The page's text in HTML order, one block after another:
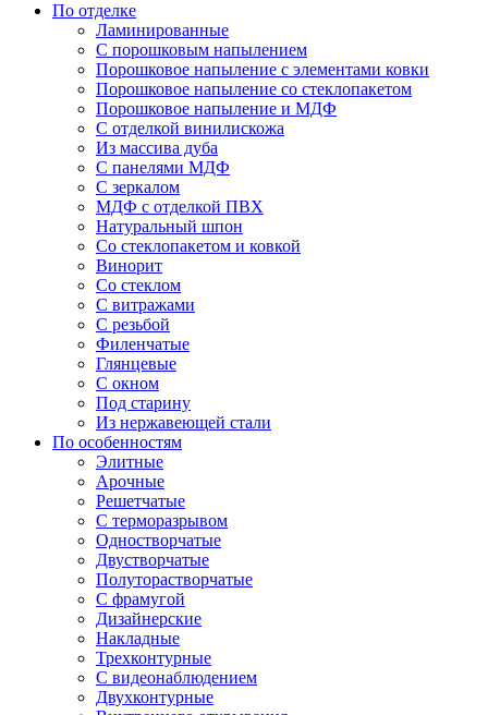
По отделке
Ламинированные
С порошковым напылением
Порошковое напыление с элементами ковки
Порошковое напыление со стеклопакетом
Порошковое напыление и МДФ
С отделкой винилискожа
Из массива дуба
С панелями МДФ
С зеркалом
МДФ с отделкой ПВХ
Натуральный шпон
Со стеклопакетом и ковкой
Винорит
Со стеклом
С витражами
С резьбой
Филенчатые
Глянцевые
С окном
Под старину
Из нержавеющей стали
По особенностям
Элитные
Арочные
Решетчатые
С терморазрывом
Одностворчатые
Двустворчатые
Полуторастворчатые
С фрамугой
Дизайнерские
Накладные
Трехконтурные
С видеонаблюдением
Двухконтурные